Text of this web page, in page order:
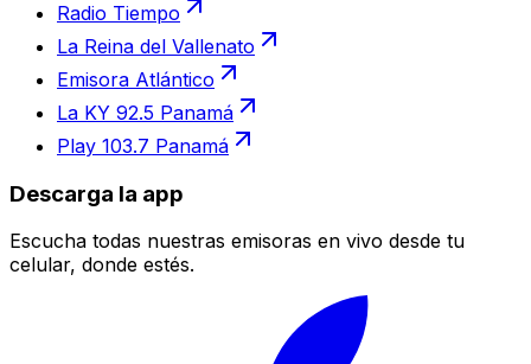
Radio Tiempo
La Reina del Vallenato
Emisora Atlántico
La KY 92.5 Panamá
Play 103.7 Panamá
Descarga la app
Escucha todas nuestras emisoras en vivo desde tu
celular, donde estés.